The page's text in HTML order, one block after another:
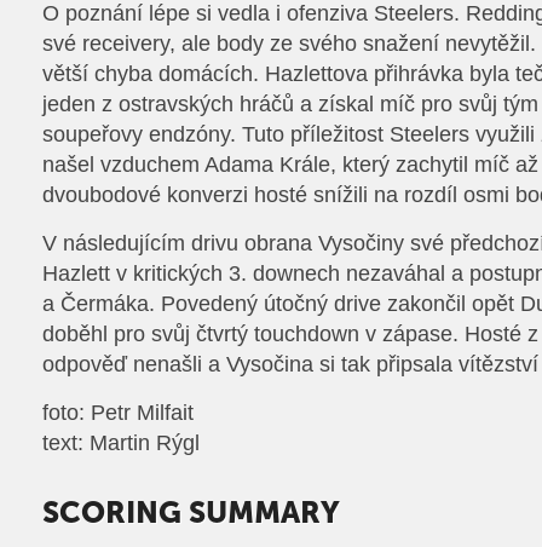
O poznání lépe si vedla i ofenziva Steelers.
své receivery, ale body ze svého snažení
větší chyba domácích. Hazlettova přihrávka byla
jeden z ostravských hráčů a získal míč pro svůj
soupeřovy endzóny. Tuto příležitost Steelers
našel vzduchem Adama Krále, který zachytil míč
dvoubodové konverzi hosté snížili na rozdíl osmi
V následujícím drivu obrana Vysočiny své
Hazlett v kritických 3. downech nezaváhal a
a Čermáka. Povedený útočný drive zakončil opět
doběhl pro svůj čtvrtý touchdown v zápase. Hosté
odpověď nenašli a Vysočina si tak připsala
foto: Petr Milfait
text: Martin Rýgl
SCORING SUMMARY